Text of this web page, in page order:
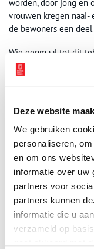
Deze website
We gebruiken
personaliseren,
en om ons
informatie over uw
partners voor
partners kunnen
informatie die u
verzameld op
worden, door jong en
vrouwen kregen naai-
de bewoners een
Wie eenmaal tot dit
aan. Er golden
half zeven. Behalve
beschikbaar.